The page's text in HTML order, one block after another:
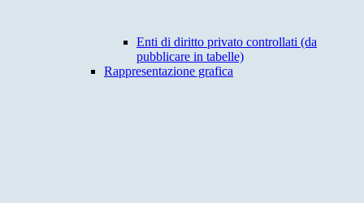
Enti di diritto privato controllati (da
pubblicare in tabelle)
Rappresentazione grafica